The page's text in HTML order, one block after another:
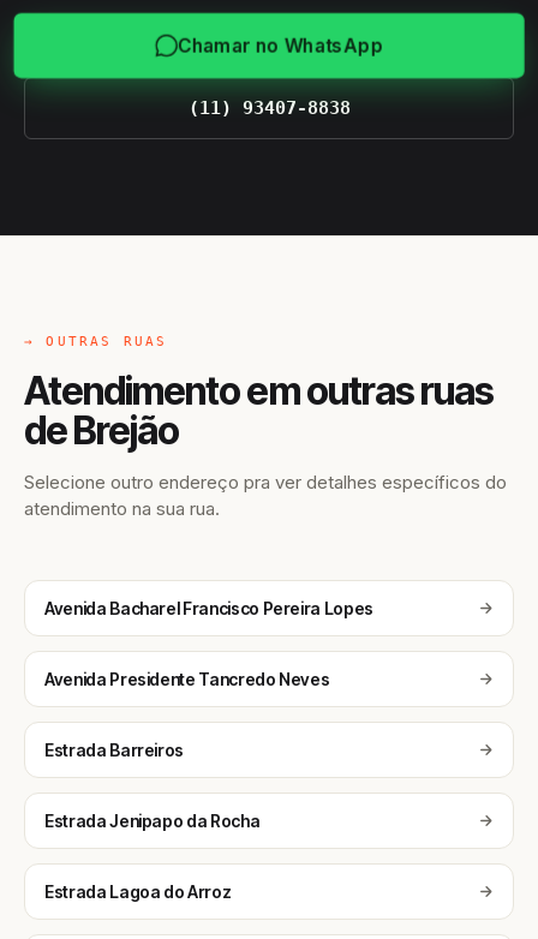
Chamar no WhatsApp
(11) 93407-8838
→ OUTRAS RUAS
Atendimento em outras ruas
de Brejão
Selecione outro endereço pra ver detalhes específicos do
atendimento na sua rua.
Avenida Bacharel Francisco Pereira Lopes
Avenida Presidente Tancredo Neves
Estrada Barreiros
Estrada Jenipapo da Rocha
Estrada Lagoa do Arroz